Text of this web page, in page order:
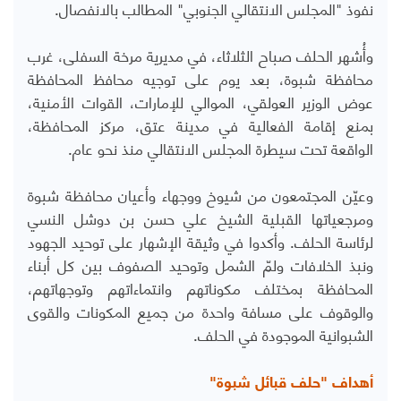
نفوذ "المجلس الانتقالي الجنوبي" المطالب بالانفصال.
وأُشهر الحلف صباح الثلاثاء، في مديرية مرخة السفلى، غرب
محافظة شبوة، بعد يوم على توجيه محافظ المحافظة
عوض الوزير العولقي، الموالي للإمارات، القوات الأمنية،
بمنع إقامة الفعالية في مدينة عتق، مركز المحافظة،
الواقعة تحت سيطرة المجلس الانتقالي منذ نحو عام.
وعيّن المجتمعون من شيوخ ووجهاء وأعيان محافظة شبوة
ومرجعياتها القبلية الشيخ علي حسن بن دوشل النسي
لرئاسة الحلف. وأكدوا في وثيقة الإشهار على توحيد الجهود
ونبذ الخلافات ولمّ الشمل وتوحيد الصفوف بين كل أبناء
المحافظة بمختلف مكوناتهم وانتماءاتهم وتوجهاتهم،
والوقوف على مسافة واحدة من جميع المكونات والقوى
الشبوانية الموجودة في الحلف.
أهداف "حلف قبائل شبوة"